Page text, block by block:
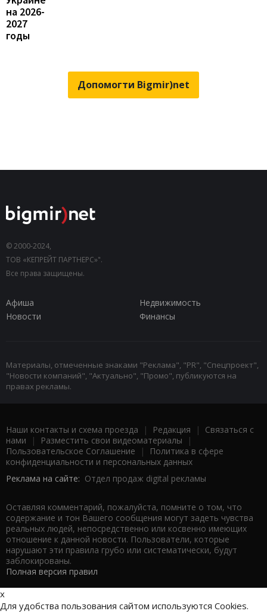
на 2026-
2027
годы
Допомогти Bigmir)net
© 2000-2024,
ТОВ «КЕПРЕЙТ ПАРТНЕРС»".
Все права защищены.
Афиша
Недвижимость
Новости
Финансы
Материалы, отмеченные знаками "Реклама", "PR", "Спецпроект",
"Новости компаний", "Актуально", "Промо", публикуются на
правах рекламы.
Наши контакты и схема проезда | Редакция | Связаться с
нами | Разместить свои видеоматериалы |
Пользовательское Соглашение |
Политика в сфере
конфиденциальности и персональных данных
Реклама на сайте: Отдел продаж digital рекламы
Оставляя комментарий, пожалуйста, помните о том, что
содержание и тон Вашего сообщения могут задеть чувства
реальных людей, непосредственно или косвенно имеющих
отношение к данной новости. Пользователи, которые
нарушают эти правила грубо или систематически, будут
заблокированы.
Полная версия правил
x
Для удобства пользования сайтом используются Cookies.